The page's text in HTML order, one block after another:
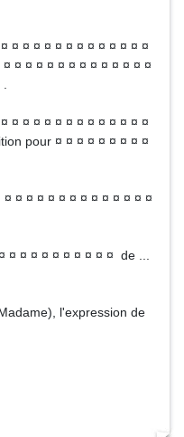
¤ ¤ ¤ ¤ ¤ ¤ ¤ ¤ ¤ ¤ ¤ ¤ ¤
¤ ¤ ¤ ¤ ¤ ¤ ¤ ¤ ¤ ¤ ¤ ¤ ¤
¤ ¤ ¤ ¤ ¤ ¤ ¤ ¤ ¤ ¤ ¤ ¤ ¤
pour ¤ ¤ ¤ ¤ ¤ ¤ ¤ ¤ ¤
¤ ¤ ¤ ¤ ¤ ¤ ¤ ¤ ¤ ¤ ¤ ¤ ¤
¤ ¤ ¤ ¤ ¤ ¤ ¤ ¤ ¤ ¤ de ...
l'expression de